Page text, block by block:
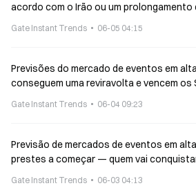
acordo com o Irão ou um
Gate Instant Trends 06-05 04:15
Previsões do mercado de eventos em
conseguem uma reviravolta e vencem os
Gate Instant Trends 06-04 09:23
Previsão de mercados de eventos em
prestes a começar — quem vai
Gate Instant Trends 06-03 04:13